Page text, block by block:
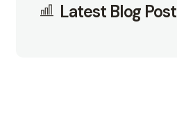
Latest Blog Post